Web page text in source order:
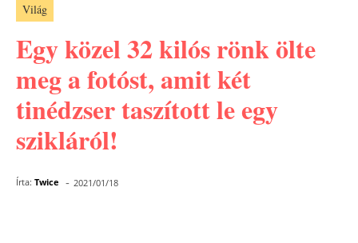
Világ
Egy közel 32 kilós rönk ölte
meg a fotóst, amit két
tinédzser taszított le egy
szikláról!
Írta: Twice - 2021/01/18